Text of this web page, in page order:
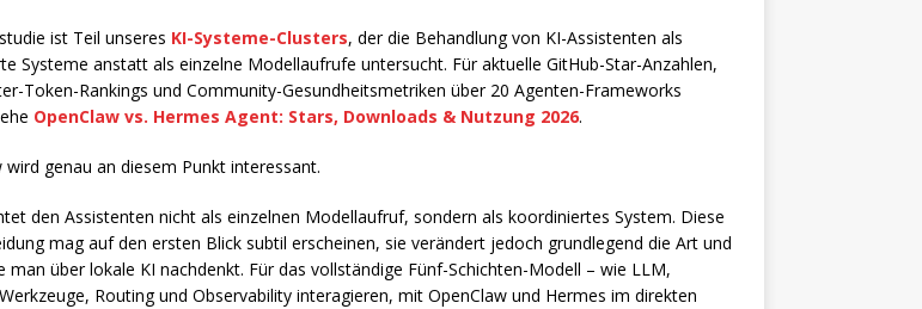
ist Teil unseres KI-Systeme-Clusters, der die Behandlung von KI-Assistenten als
Systeme anstatt als einzelne Modellaufrufe untersucht. Für aktuelle GitHub-Star-Anzahlen,
Token-Rankings und Community-Gesundheitsmetriken über 20 Agenten-Frameworks
OpenClaw vs. Hermes Agent: Stars, Downloads & Nutzung 2026.
wird genau an diesem Punkt interessant.
den Assistenten nicht als einzelnen Modellaufruf, sondern als koordiniertes System. Diese
mag auf den ersten Blick subtil erscheinen, sie verändert jedoch grundlegend die Art und
man über lokale KI nachdenkt. Für das vollständige Fünf-Schichten-Modell – wie LLM,
Routing und Observability interagieren, mit OpenClaw und Hermes im direkten